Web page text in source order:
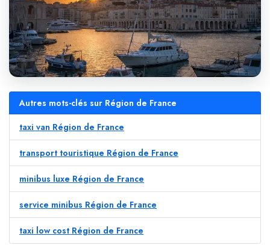
Autres mots-clés sur Région de France
taxi van Région de France
transport touristique Région de France
minibus luxe Région de France
service minibus Région de France
taxi low cost Région de France